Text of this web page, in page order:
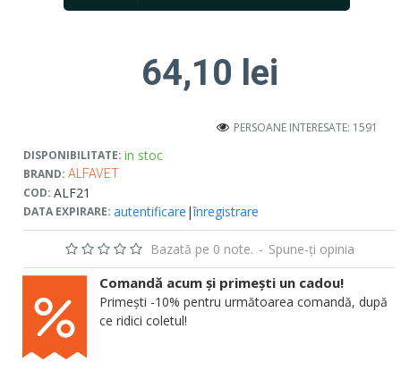
DISPONIBILITATE: in stoc
BRAND: ALFAVET
COD: ALF21
DATA EXPIRARE: autentificare |înregistrare
PERSOANE INTERESATE: 1591
Bazată pe 0 note. - Spune-ţi opinia
64,10 lei
Comandă acum și primești un cadou!
Primești -10% pentru următoarea comandă, după
ce ridici coletul!